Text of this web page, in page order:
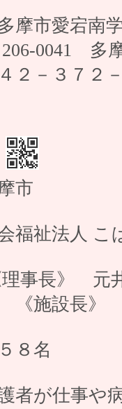
宕南学
多摩
－３７２－
市
祉法人 こ
長》 元
》 藤
名
が仕事や病